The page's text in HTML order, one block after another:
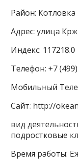
Район:
Адрес: улица
Индекс: 117218.0
Телефон: +7
Мобильный
Сайт: http://
вид
подростковые
Время работы: